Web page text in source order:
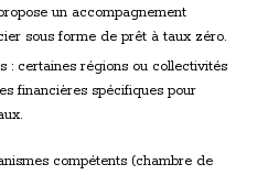
un accompagnement
sous forme de prêt à taux zéro.
: certaines régions ou collectivités
financières spécifiques pour
compétents (chambre de